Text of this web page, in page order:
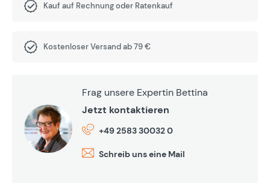
Kauf auf Rechnung oder Ratenkauf
Kostenloser Versand ab 79 €
Frag unsere Expertin Bettina
Jetzt kontaktieren
+49 2583 30032 0
Schreib uns eine Mail